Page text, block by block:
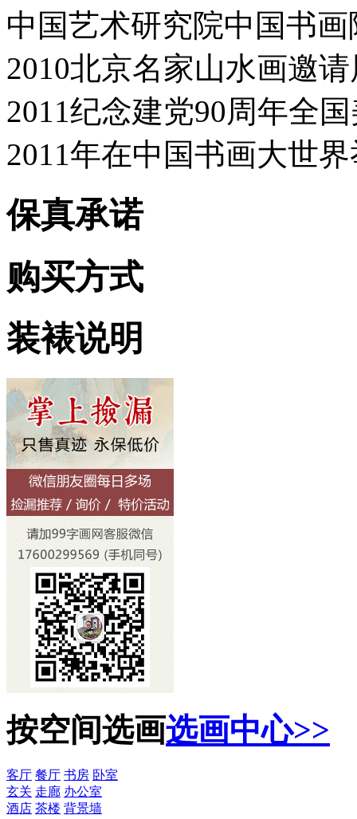
中国艺术研究院中国书画
2010北京名家山水画邀
2011纪念建党90周年全
2011年在中国书画大世
保真承诺
购买方式
装裱说明
按空间选画选画中心>>
客厅 餐厅 书房 卧室
玄关 走廊 办公室
酒店 茶楼 背景墙